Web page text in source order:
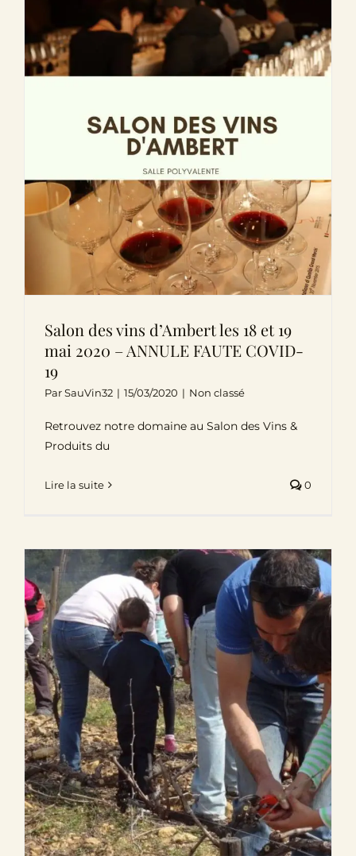
Œnotourisme
Acheter en ligne
Partenaires
Contactez-nous
Salon des vins d’Ambert les 18 et 19
mai 2020 – ANNULE FAUTE COVID-
19
ParSauVin32 | 15/03/2020 | Non classé
Retrouvez notre domaine au Salon des Vins &
Produits du
Lire la suite 0